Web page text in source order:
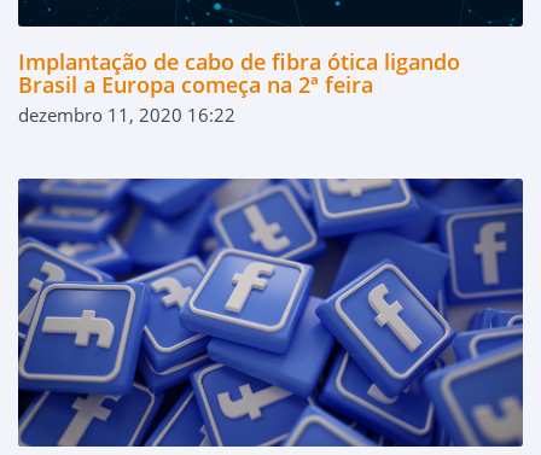
Implantação de cabo de fibra ótica ligando
Brasil a Europa começa na 2ª feira
dezembro 11, 2020 16:22